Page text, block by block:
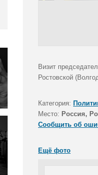
Визит
Ростовской
Категория:
Место: Россия,
Сообщить об
Ещё фото